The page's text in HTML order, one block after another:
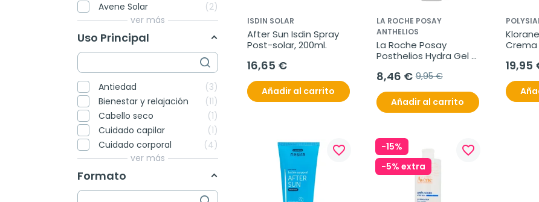
Avene Solar
2
ver más
Uso Principal
Antiedad
3
Bienestar y relajación
11
Cabello seco
1
Cuidado capilar
1
Cuidado corporal
4
ver más
Formato
ISDIN SOLAR
After Sun Isdin Spray
Post-solar, 200ml.
16,65 €
Añadir al carrito
LA ROCHE POSAY
ANTHELIOS
La Roche Posay
Posthelios Hydra Gel
8,46 € 9,95 €
Añadir al carrito
Crema
19,95
favorite_border
-15%
-5% extra
favorite_border